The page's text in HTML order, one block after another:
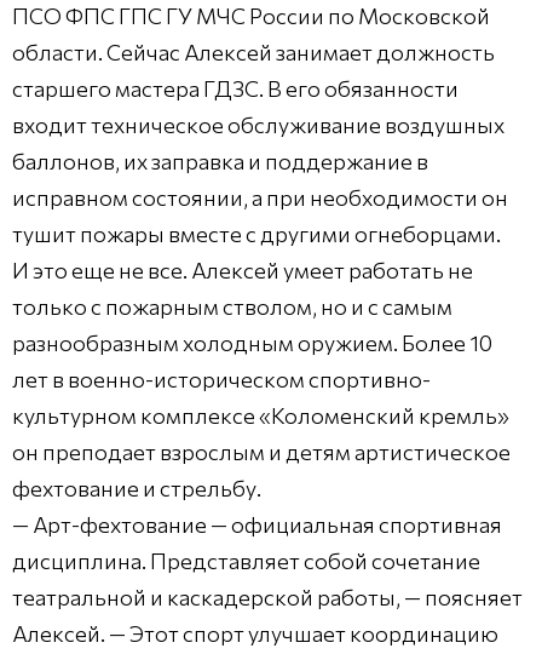
ПСО ФПС ГПС ГУ МЧС России по Московской
области. Сейчас Алексей занимает должность
старшего мастера ГДЗС. В его обязанности
входит техническое обслуживание воздушных
баллонов, их заправка и поддержание в
исправном состоянии, а при необходимости он
тушит пожары вместе с другими огнеборцами.
И это еще не все. Алексей умеет работать не
только с пожарным стволом, но и с самым
разнообразным холодным оружием. Более 10
лет в военно-историческом спортивно-
культурном комплексе «Коломенский кремль»
он преподает взрослым и детям артистическое
фехтование и стрельбу.
— Арт-фехтование — официальная спортивная
дисциплина. Представляет собой сочетание
театральной и каскадерской работы, — поясняет
Алексей. — Этот спорт улучшает координацию